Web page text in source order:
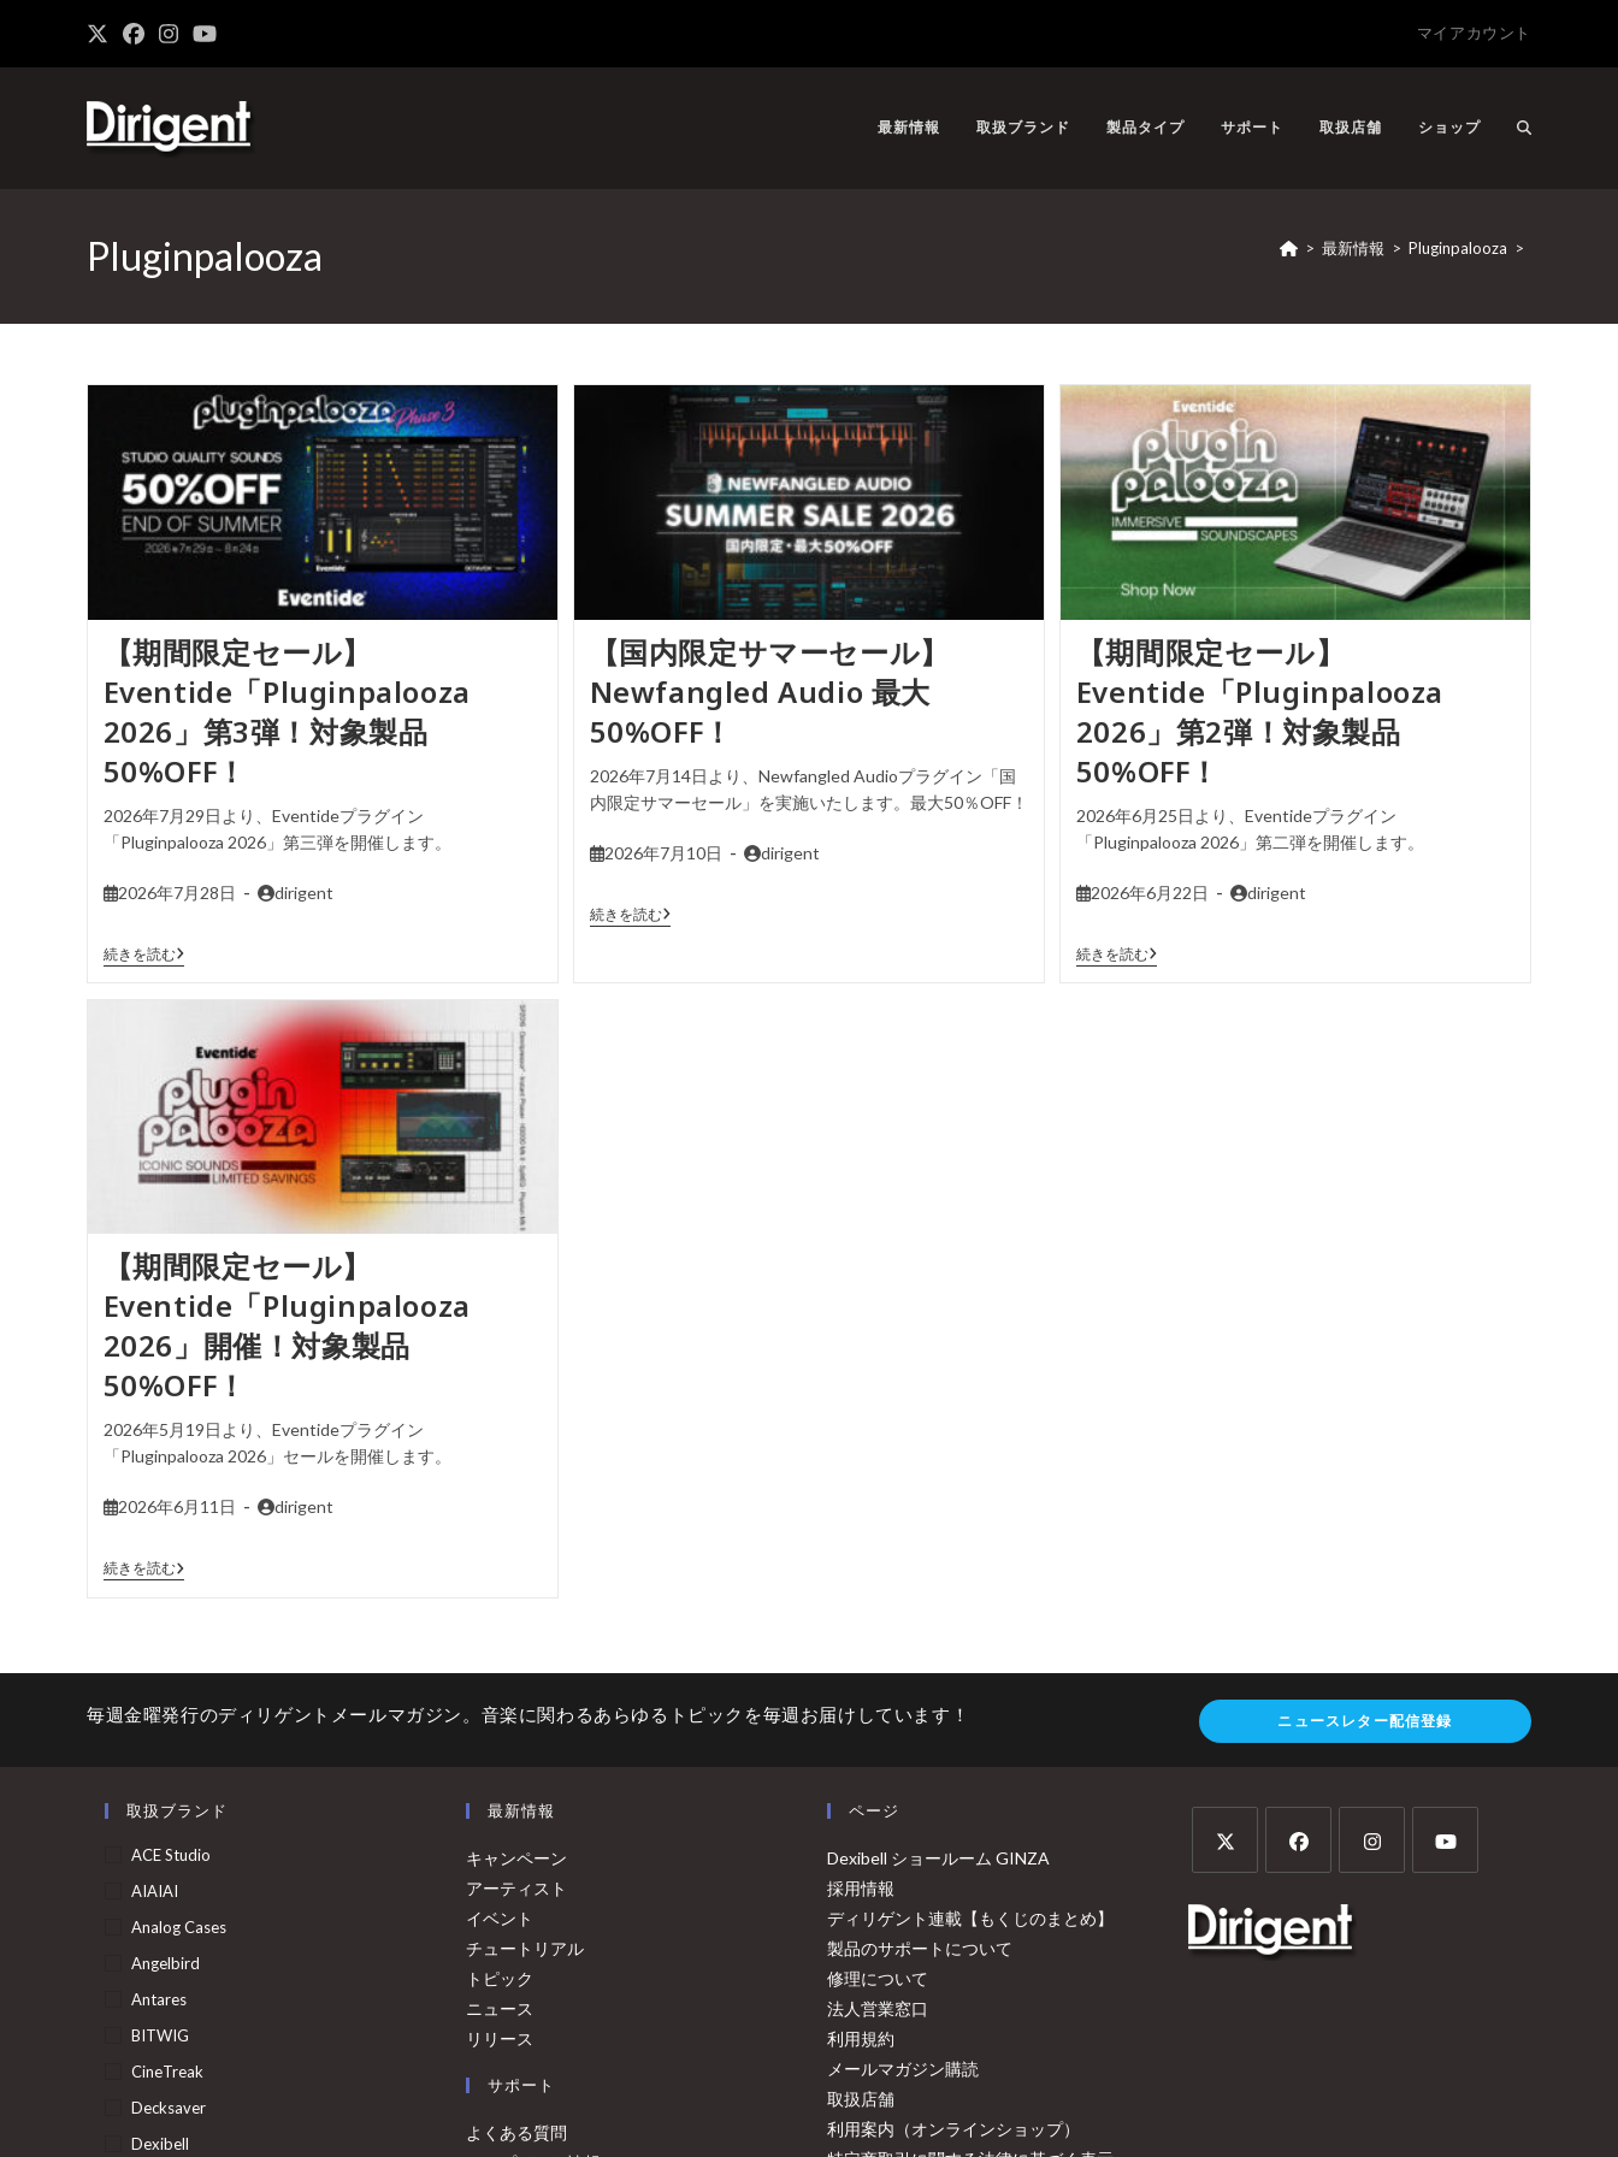
マイアカウント
最新情報 取扱ブランド 製品タイプ サポート 取扱店舗 ショップ
Pluginpalooza > 最新情報 > Pluginpalooza >
【期間限定セール】
Eventide「Pluginpalooza
2026」第3弾！対象製品
50%OFF！
2026年7月29日より、Eventideプラグイン
「Pluginpalooza 2026」第三弾を開催します。
2026年7月28日 dirigent
続きを読む
【国内限定サマーセール】
Newfangled Audio 最大
50%OFF！
2026年7月14日より、Newfangled Audioプラグイン「国
内限定サマーセール」を実施いたします。最大50％OFF！
2026年7月10日 dirigent
続きを読む
【期間限定セール】
Eventide「Pluginpalooza
2026」第2弾！対象製品
50%OFF！
2026年6月25日より、Eventideプラグイン
「Pluginpalooza 2026」第二弾を開催します。
2026年6月22日 dirigent
続きを読む
【期間限定セール】
Eventide「Pluginpalooza
2026」開催！対象製品
50%OFF！
2026年5月19日より、Eventideプラグイン
「Pluginpalooza 2026」セールを開催します。
2026年6月11日 dirigent
続きを読む
毎週金曜発行のディリゲントメールマガジン。音楽に関わるあらゆるトピックを毎週お届けしています！ ニュースレター配信登録
取扱ブランド
ACE Studio
AIAIAI
Analog Cases
Angelbird
Antares
BITWIG
CineTreak
Decksaver
Dexibell
最新情報
キャンペーン
アーティスト
イベント
チュートリアル
トピック
ニュース
リリース
サポート
よくある質問
ページ
Dexibell ショールーム GINZA
採用情報
ディリゲント連載【もくじのまとめ】
製品のサポートについて
修理について
法人営業窓口
利用規約
メールマガジン購読
取扱店舗
利用案内（オンラインショップ）